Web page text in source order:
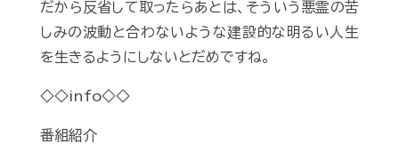
だから反省して取ったらあとは、そういう悪霊の苦
しみの波動と合わないような建設的な明るい人生
を生きるようにしないとだめですね。
◇◇info◇◇
番組紹介